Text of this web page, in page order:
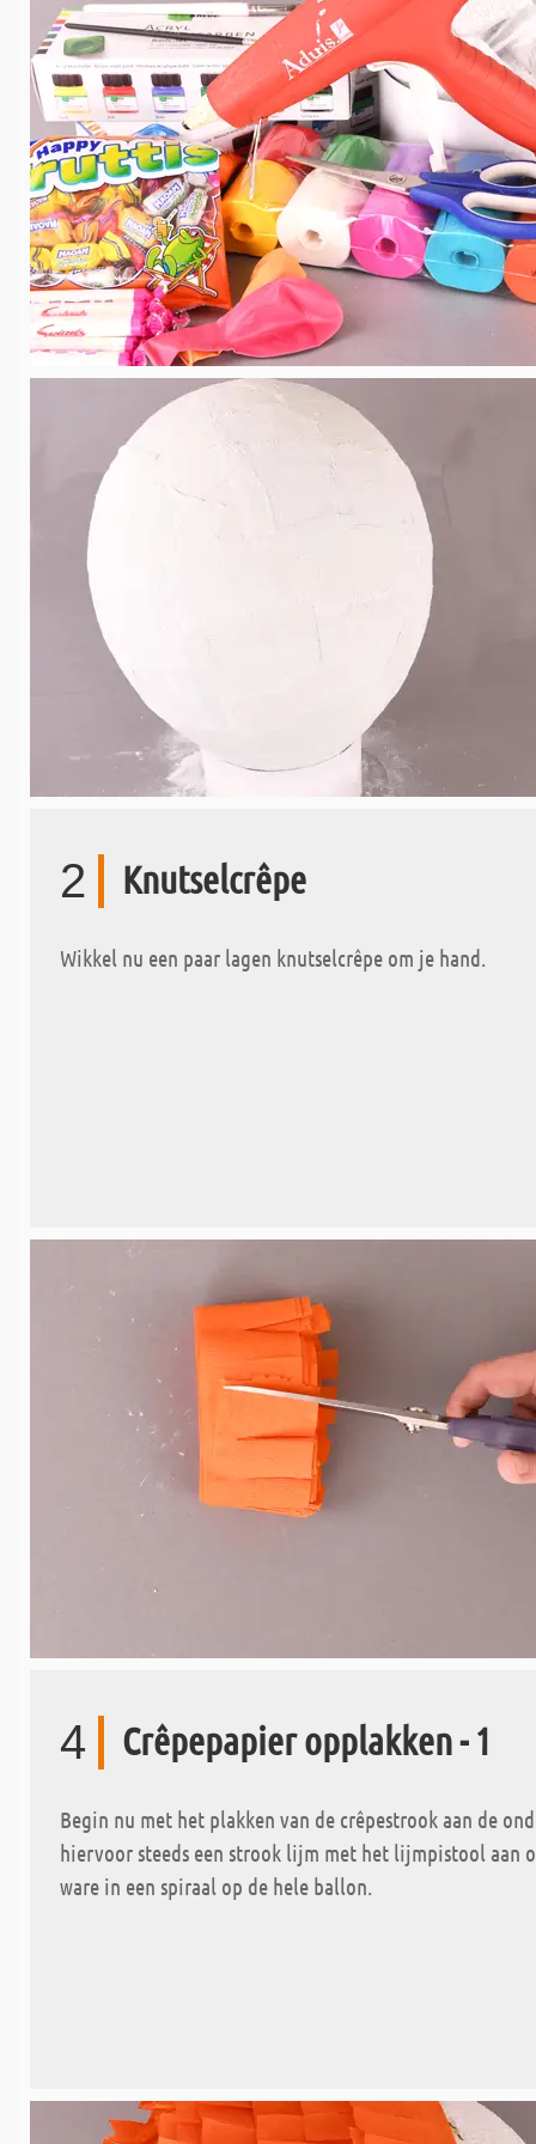
2 Knutselcrêpe
Wikkel nu een paar lagen knutselcrêpe om je hand.
4 Crêpepapier opplakken - 1
Begin nu met het plakken van de crêpestrook aan de
hiervoor steeds een strook lijm met het lijmpistool aan
ware in een spiraal op de hele ballon.